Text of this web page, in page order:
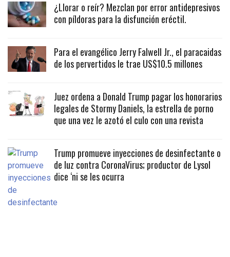
¿Llorar o reír? Mezclan por error antidepresivos
con píldoras para la disfunción eréctil.
Para el evangélico Jerry Falwell Jr., el paracaidas
de los pervertidos le trae US$10.5 millones
Juez ordena a Donald Trump pagar los honorarios
legales de Stormy Daniels, la estrella de porno
que una vez le azotó el culo con una revista
Trump promueve inyecciones de desinfectante o
de luz contra CoronaVirus; productor de Lysol
dice ‘ni se les ocurra